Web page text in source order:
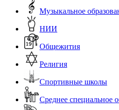
Музыкальное
НИИ
Общежития
Религия
Спортивные школы
Среднее специальное